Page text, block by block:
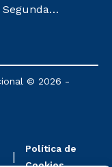
será de R$
Ensino
e Metodologia
© 2026 -
Política de